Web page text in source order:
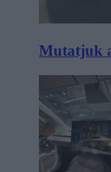
Mutatjuk